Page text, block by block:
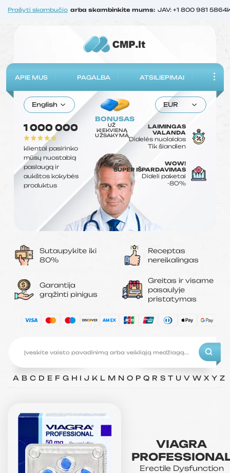
Prašyti skambučio arba skambinkite mums: JAV: +1 800 981 5864
APIE MUS PAGALBA ATSILIEPIMAI
BONUSAS
UŽ
KIEKVIENĄ
UŽSAKYMĄ
English EUR
1 000 000
klientai pasirinko
mūsų nuostabią
paslaugą ir
aukštos kokybės
produktus
LAIMINGAS
VALANDA
Didelės nuolaidos
Tik šiandien
WOW!
SUPER IŠPARDAVIMAS
Dideli paketai
-80%
Sutaupykite iki
80%
Receptas
nereikalingas
Garantija
grąžinti pinigus
Greitas ir visame
pasaulyje
pristatymas
A B C D E F G H I J K L M N O P Q R S T U V W X Y Z
VIAGRA
Erectile Dysfunction